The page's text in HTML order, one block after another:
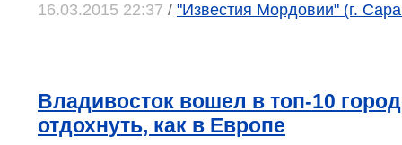
16.03.2015 22:37 / "Известия Мордовии" (г.
Владивосток вошел в топ-10
отдохнуть, как в Европе